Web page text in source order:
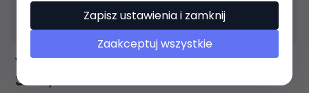
Produkt dostępny! 24 godziny
Yamaha YFL-272SL
3 199,00PLN
Zapisz ustawienia i zamknij
Zaakceptuj wszystkie